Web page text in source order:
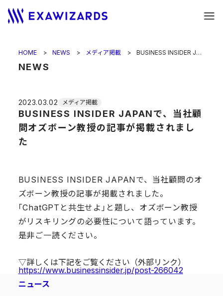
HOME NEWS メディア掲載 BUSINESS INSIDER JAPANで、当社顧問オズボーン教授の記事が掲載されました
NEWS
2023.03.02 メディア掲載
BUSINESS INSIDER JAPANで、当社顧
問オズボーン教授の記事が掲載されまし
た
BUSINESS INSIDER JAPANで、当社顧問のオ
ズボーン教授の記事が掲載されました。
｢ChatGPTと共生せよ｣と題し、オズボーン教授
がリスキリングの必要性について語っています。
是非ご一読ください。
▽詳しくは下記をご覧ください（外部リンク）
https://www.businessinsider.jp/post-266042
ニュース